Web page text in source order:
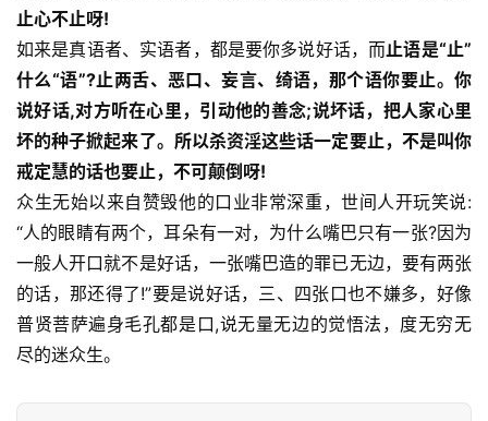
资
止心不止呀!
如来是真语者、实语者，都是要你多说好话，而止语是“止”
什么“语”?止两舌、恶口、妄言、绮语，那个语你要止。你
说好话,对方听在心里，引动他的善念;说坏话，把人家心里
坏的种子掀起来了。所以杀资淫这些话一定要止，不是叫你
戒定慧的话也要止，不可颠倒呀!
众生无始以来自赞毁他的口业非常深重，世间人开玩笑说:
“人的眼睛有两个，耳朵有一对，为什么嘴巴只有一张?因为
一般人开口就不是好话，一张嘴巴造的罪已无边，要有两张
的话，那还得了!”要是说好话，三、四张口也不嫌多，好像
普贤菩萨遍身毛孔都是口,说无量无边的觉悟法，度无穷无
尽的迷众生。